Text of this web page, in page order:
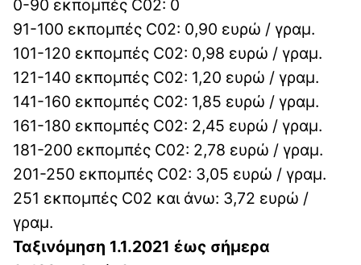
0-90 εκπομπές C02: 0
91-100 εκπομπές C02: 0,90 ευρώ / γραμ.
101-120 εκπομπές C02: 0,98 ευρώ / γραμ.
121-140 εκπομπές C02: 1,20 ευρώ / γραμ.
141-160 εκπομπές C02: 1,85 ευρώ / γραμ.
161-180 εκπομπές C02: 2,45 ευρώ / γραμ.
181-200 εκπομπές C02: 2,78 ευρώ / γραμ.
201-250 εκπομπές C02: 3,05 ευρώ / γραμ.
251 εκπομπές C02 και άνω: 3,72 ευρώ /
γραμ.
Ταξινόμηση 1.1.2021 έως σήμερα